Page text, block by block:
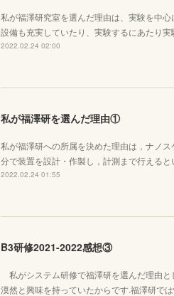
私が福澤研究室を選んだ理由は、実験を中
設備も充実していたり、実験するにあたり
2022.02.24 02:00
私が福澤研を選んだ理由①
私が福澤研への所属を決めた理由は，ナノ
分で装置を設計・作製し，計測まで行える
2022.02.24 01:55
B3研修2021-2022感想③
私がシステム研修で福澤研を選んだ理由
漠然と興味を持っていたからです.福澤研で